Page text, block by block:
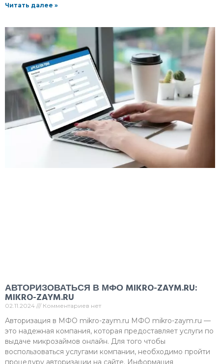
Читать далее »
АВТОРИЗОВАТЬСЯ В МФО MIKRO-ZAYM.RU:
MIKRO-ZAYM.RU
02.11.2024 Комментариев нет
Авторизация в МФО mikro-zaym.ru МФО mikro-zaym.ru —
это надежная компания, которая предоставляет услуги по
выдаче микрозаймов онлайн. Для того чтобы
воспользоваться услугами компании, необходимо пройти
процедуру авторизации на сайте. Информация